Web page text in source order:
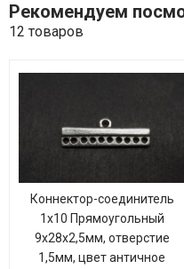
Рекомендуем
12 товаров
Коннектор-соединитель
1х10 Прямоугольный
9х28х2,5мм, отверстие
1,5мм, цвет античное